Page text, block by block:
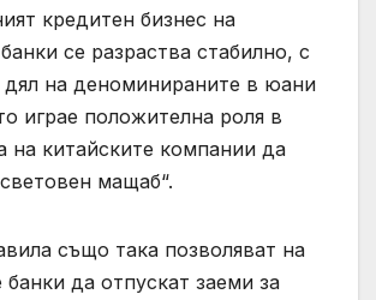
кредитен бизнес на
се разраства стабилно, с
на деноминираните в юани
играе положителна роля в
на китайските компании да
мащаб“.
също така позволяват на
да отпускат заеми за